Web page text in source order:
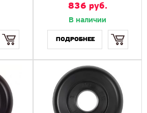
836 руб.
В наличии
ПОДРОБНЕЕ